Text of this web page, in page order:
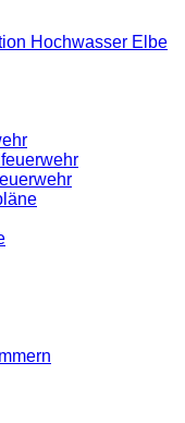
Hochwasser Elbe